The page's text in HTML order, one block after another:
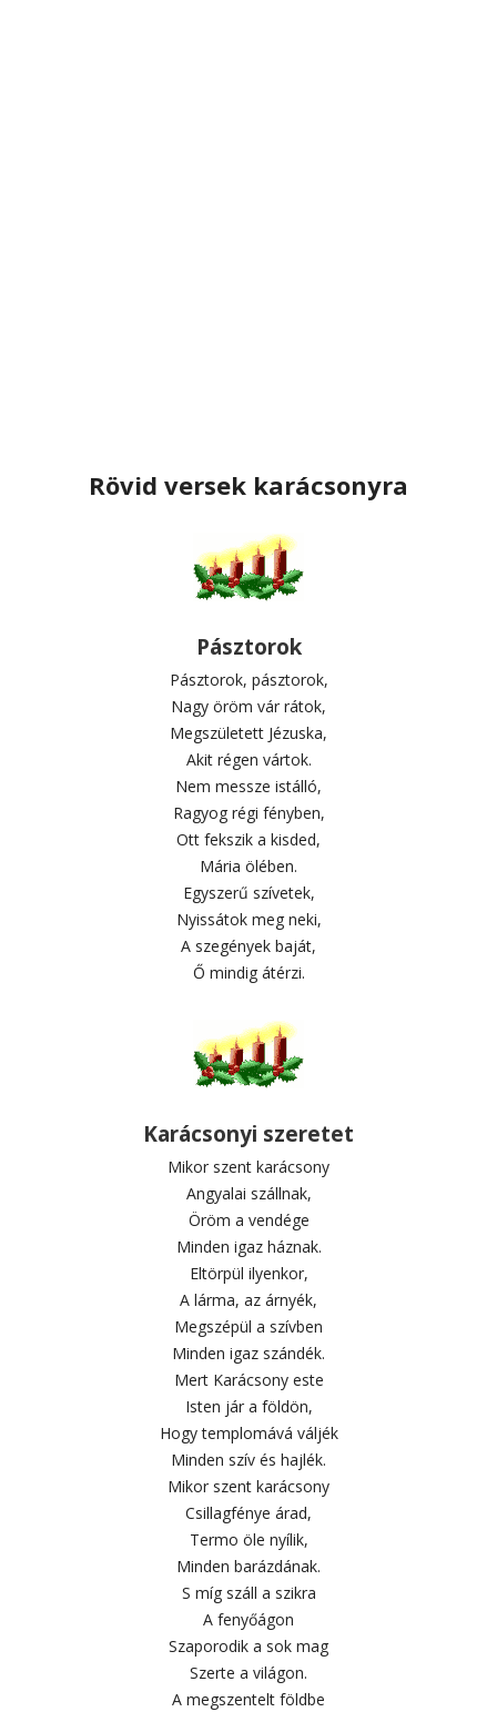
Rövid versek karácsonyra
Pásztorok
Pásztorok, pásztorok,
Nagy öröm vár rátok,
Megszületett Jézuska,
Akit régen vártok.
Nem messze istálló,
Ragyog régi fényben,
Ott fekszik a kisded,
Mária ölében.
Egyszerű szívetek,
Nyissátok meg neki,
A szegények baját,
Ő mindig átérzi.
Karácsonyi szeretet
Mikor szent karácsony
Angyalai szállnak,
Öröm a vendége
Minden igaz háznak.
Eltörpül ilyenkor,
A lárma, az árnyék,
Megszépül a szívben
Minden igaz szándék.
Mert Karácsony este
Isten jár a földön,
Hogy templomává váljék
Minden szív és hajlék.
Mikor szent karácsony
Csillagfénye árad,
Termo öle nyílik,
Minden barázdának.
S míg száll a szikra
A fenyőágon
Szaporodik a sok mag
Szerte a világon.
A megszentelt földbe